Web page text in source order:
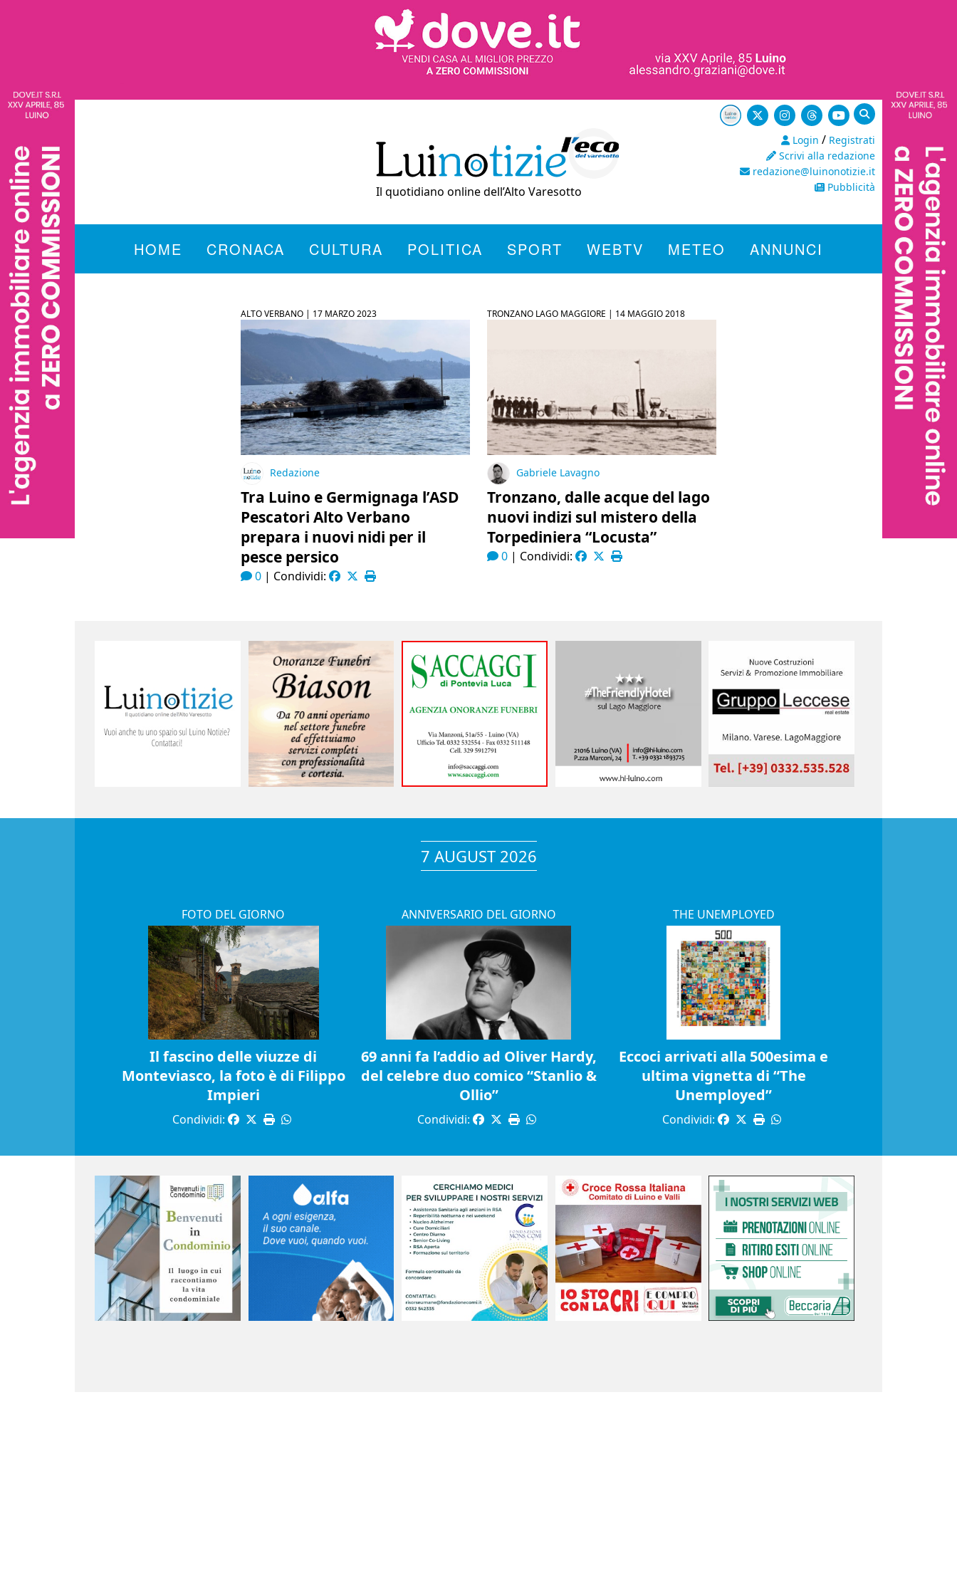
Il quotidiano online dell’Alto Varesotto
Login / Registrati
Scrivi alla redazione
redazione@luinonotizie.it
Pubblicità
HOME CRONACA CULTURA POLITICA SPORT WEBTV METEO ANNUNCI
ALTO VERBANO | 17 MARZO 2023
Redazione
Tra Luino e Germignaga l’ASD
Pescatori Alto Verbano
prepara i nuovi nidi per il
pesce persico
0| Condividi:
TRONZANO LAGO MAGGIORE | 14 MAGGIO 2018
Gabriele Lavagno
Tronzano, dalle acque del lago
nuovi indizi sul mistero della
Torpediniera “Locusta”
0 | Condividi:
7 AUGUST 2026
FOTO DEL GIORNO
Il fascino delle viuzze di
Monteviasco, la foto è di Filippo
Impieri
Condividi:
ANNIVERSARIO DEL GIORNO
69 anni fa l’addio ad Oliver Hardy,
del celebre duo comico “Stanlio &
Ollio”
Condividi:
THE UNEMPLOYED
Eccoci arrivati alla 500esima e
ultima vignetta di “The
Unemployed”
Condividi: